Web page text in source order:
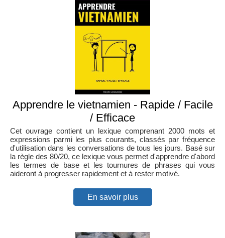
Apprendre le vietnamien - Rapide / Facile
/ Efficace
Cet ouvrage contient un lexique comprenant 2000 mots et
expressions parmi les plus courants, classés par fréquence
d'utilisation dans les conversations de tous les jours. Basé sur
la règle des 80/20, ce lexique vous permet d'apprendre d'abord
les termes de base et les tournures de phrases qui vous
aideront à progresser rapidement et à rester motivé.
En savoir plus